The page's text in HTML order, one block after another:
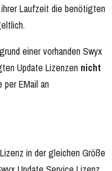
Laufzeit die benötigten
einer vorhanden Swyx
Update Lizenzen nicht
EMail an
in der gleichen Größe